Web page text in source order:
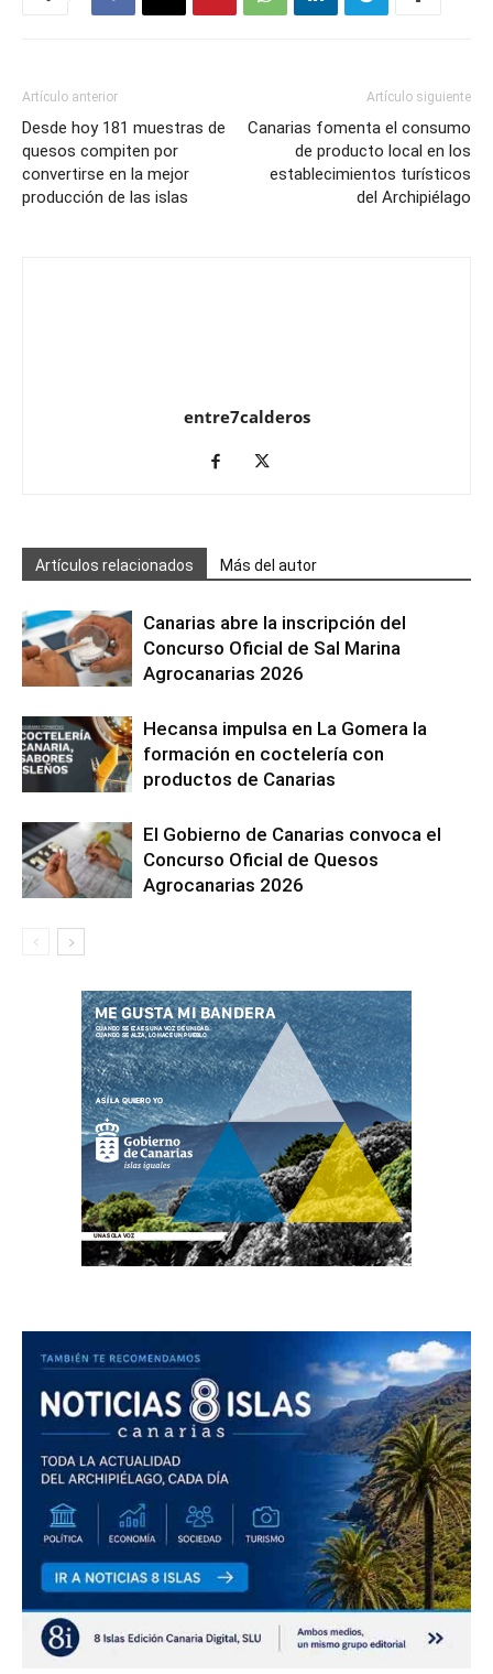
Artículo anterior
Desde hoy 181 muestras de
quesos compiten por
convertirse en la mejor
producción de las islas
Artículo siguiente
Canarias fomenta el consumo
de producto local en los
establecimientos turísticos
del Archipiélago
entre7calderos
Artículos relacionados Más del autor
Canarias abre la inscripción del
Concurso Oficial de Sal Marina
Agrocanarias 2026
Hecansa impulsa en La Gomera la
formación en coctelería con
productos de Canarias
El Gobierno de Canarias convoca el
Concurso Oficial de Quesos
Agrocanarias 2026